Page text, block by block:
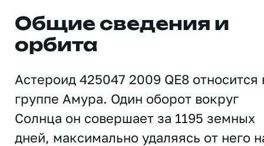
Общие сведения и
орбита
Астероид 425047 2009 QE8 относится
группе Амура. Один оборот вокруг
Солнца он совершает за 1195 земных
дней, максимально удаляясь от него